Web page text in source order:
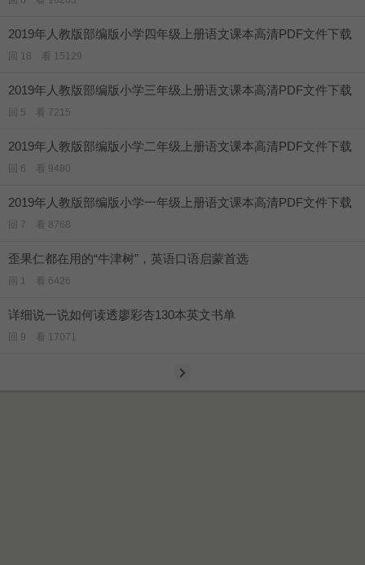
2019年人教版部编版小学四年级上册语文课本高清PDF文件下载
回 18 看 15129
2019年人教版部编版小学三年级上册语文课本高清PDF文件下载
回 5 看 7215
2019年人教版部编版小学二年级上册语文课本高清PDF文件下载
回 6 看 9480
2019年人教版部编版小学一年级上册语文课本高清PDF文件下载
回 7 看 8768
歪果仁都在用的“牛津树”，英语口语启蒙首选
回 1 看 6426
详细说一说如何读透廖彩杏130本英文书单
回 9 看 17071